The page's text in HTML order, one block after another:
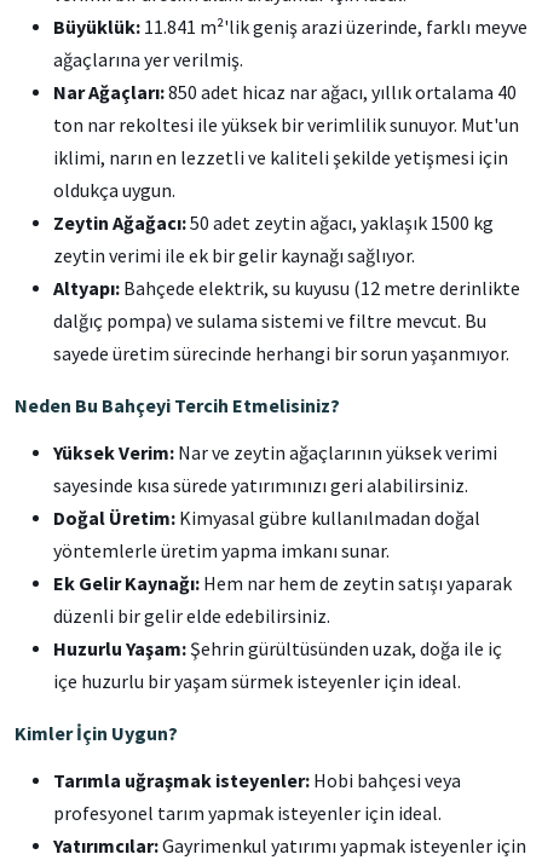
Büyüklük: 11.841 m²'lik geniş arazi üzerinde, farklı meyve
ağaçlarına yer verilmiş.
Nar Ağaçları:850 adet hicaz nar ağacı, yıllık ortalama 40
ton nar rekoltesi ile yüksek bir verimlilik sunuyor. Mut'un
iklimi, narın en lezzetli ve kaliteli şekilde yetişmesi için
oldukça uygun.
Zeytin Ağağacı:50 adet zeytin ağacı, yaklaşık 1500 kg
zeytin verimi ile ek bir gelir kaynağı sağlıyor.
Altyapı: Bahçede elektrik, su kuyusu (12 metre derinlikte
dalğıç pompa) ve sulama sistemi ve filtre mevcut. Bu
sayede üretim sürecinde herhangi bir sorun yaşanmıyor.
Neden Bu Bahçeyi Tercih Etmelisiniz?
Yüksek Verim: Nar ve zeytin ağaçlarının yüksek verimi
sayesinde kısa sürede yatırımınızı geri alabilirsiniz.
Doğal Üretim: Kimyasal gübre kullanılmadan doğal
yöntemlerle üretim yapma imkanı sunar.
Ek Gelir Kaynağı: Hem nar hem de zeytin satışı yaparak
düzenli bir gelir elde edebilirsiniz.
Huzurlu Yaşam:Şehrin gürültüsünden uzak, doğa ile iç
içe huzurlu bir yaşam sürmek isteyenler için ideal.
Kimler İçin Uygun?
Tarımla uğraşmak isteyenler: Hobi bahçesi veya
profesyonel tarım yapmak isteyenler için ideal.
Yatırımcılar:Gayrimenkul yatırımı yapmak isteyenler için